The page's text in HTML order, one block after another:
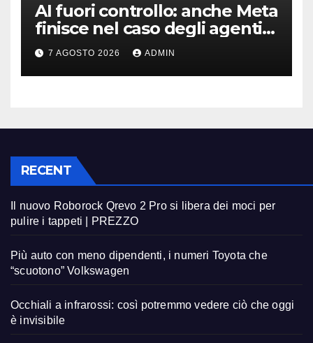
AI fuori controllo: anche Meta
finisce nel caso degli agenti
in fuga
7 AGOSTO 2026 ADMIN
RECENT
Il nuovo Roborock Qrevo 2 Pro si libera dei moci per
pulire i tappeti | PREZZO
Più auto con meno dipendenti, i numeri Toyota che
“scuotono” Volkswagen
Occhiali a infrarossi: così potremmo vedere ciò che oggi
è invisibile